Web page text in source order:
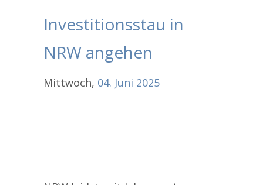
Investitionsstau in
NRW angehen
Mittwoch, 04. Juni 2025